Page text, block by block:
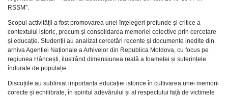
RSSM”.
Scopul activității a fost promovarea unei înțelegeri profunde și critice a
contextului istoric, precum și consolidarea memoriei colective prin cercetare
și educație. Studenții au analizat cercetări recente și documente inedite din
arhiva Agenției Naționale a Arhivelor din Republica Moldova, cu focus pe
regiunea Hâncești, ilustrând dimensiunea reală a foametei și suferințele
îndurate de populație.
Discuțiile au subliniat importanța educației istorice în cultivarea unei memorii
corecte și echilibrate, în spiritul adevărului și al respectului față de victimele